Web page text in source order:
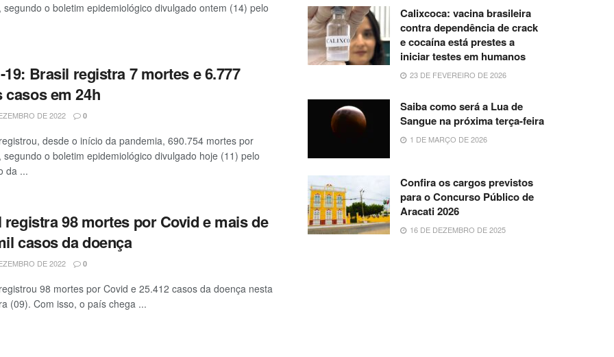
segundo o boletim epidemiológico divulgado ontem (14) pelo
19: Brasil registra 7 mortes e 6.777
casos em 24h
DE 2022 0
desde o início da pandemia, 690.754 mortes por
segundo o boletim epidemiológico divulgado hoje (11) pelo
da ...
98 mortes por Covid e mais de
casos da doença
DE 2022 0
98 mortes por Covid e 25.412 casos da doença nesta
(09). Com isso, o país chega ...
Calixcoca: vacina brasileira
contra dependência de crack
e cocaína está prestes a
iniciar testes em humanos
23 DE FEVEREIRO DE 2026
Saiba como será a Lua de
Sangue na próxima terça-feira
1 DE MARÇO DE 2026
Confira os cargos previstos
para o Concurso Público de
Aracati 2026
16 DE DEZEMBRO DE 2025